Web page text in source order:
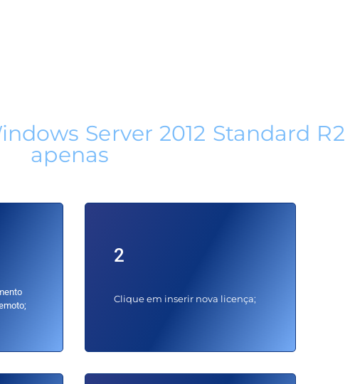
Server 2012 Standard R2
apenas
2
Clique em inserir nova licença;